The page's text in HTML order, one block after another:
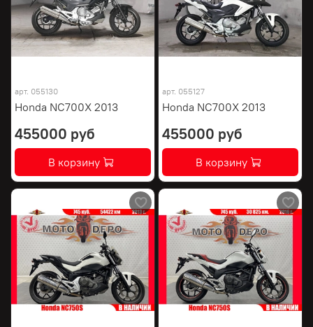
арт. 055130
Honda NC700X 2013
455000 руб
В корзину
арт. 055127
Honda NC700X 2013
455000 руб
В корзину